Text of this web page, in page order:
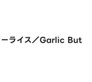
ーライス／Garlic But